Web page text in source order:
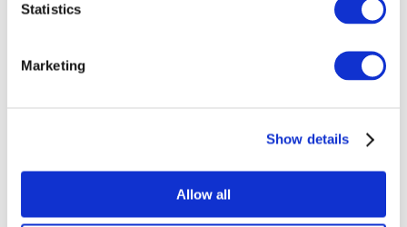
Statistics
Marketing
Show details
Allow all
Ohne Subgenre
Anwenden